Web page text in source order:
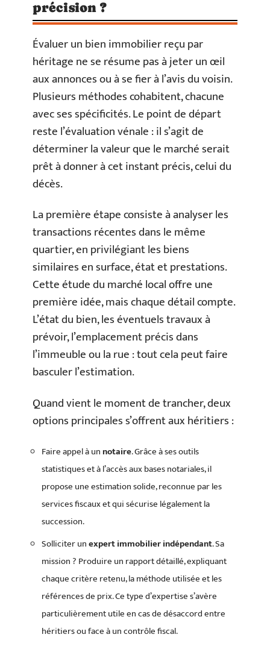
précision ?
Évaluer un bien immobilier reçu par
héritage ne se résume pas à jeter un œil
aux annonces ou à se fier à l’avis du voisin.
Plusieurs méthodes cohabitent, chacune
avec ses spécificités. Le point de départ
reste l’évaluation vénale : il s’agit de
déterminer la valeur que le marché serait
prêt à donner à cet instant précis, celui du
décès.
La première étape consiste à analyser les
transactions récentes dans le même
quartier, en privilégiant les biens
similaires en surface, état et prestations.
Cette étude du marché local offre une
première idée, mais chaque détail compte.
L’état du bien, les éventuels travaux à
prévoir, l’emplacement précis dans
l’immeuble ou la rue : tout cela peut faire
basculer l’estimation.
Quand vient le moment de trancher, deux
options principales s’offrent aux héritiers :
Faire appel à un notaire. Grâce à ses outils
statistiques et à l’accès aux bases notariales, il
propose une estimation solide, reconnue par les
services fiscaux et qui sécurise légalement la
succession.
Solliciter unexpert immobilier indépendant. Sa
mission ? Produire un rapport détaillé, expliquant
chaque critère retenu, la méthode utilisée et les
références de prix. Ce type d’expertise s’avère
particulièrement utile en cas de désaccord entre
héritiers ou face à un contrôle fiscal.